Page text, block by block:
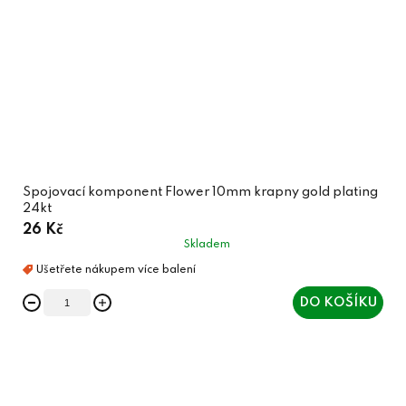
Spojovací komponent Flower 10mm krapny gold plating
24kt
26 Kč
Skladem
DO KOŠÍKU